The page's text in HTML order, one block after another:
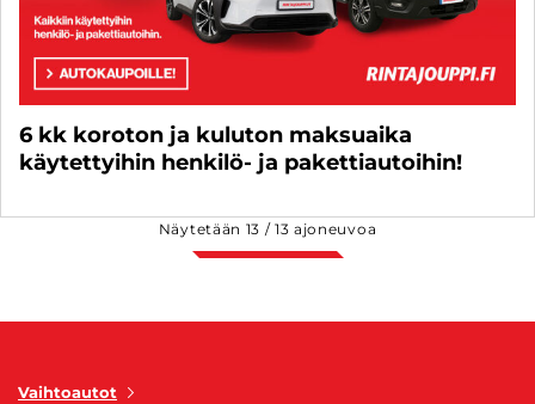
6 kk koroton ja kuluton maksuaika
käytettyihin henkilö- ja pakettiautoihin!
Näytetään 13 /13 ajoneuvoa
Vaihtoautot